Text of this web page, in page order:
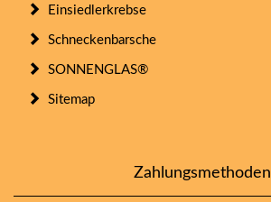
Einsiedlerkrebse
Schneckenbarsche
SONNENGLAS®
Sitemap
Zahlungsmethoden